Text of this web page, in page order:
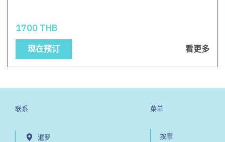
1700 THB
现在预订 看更多
联系
暹罗
菜单
按摩